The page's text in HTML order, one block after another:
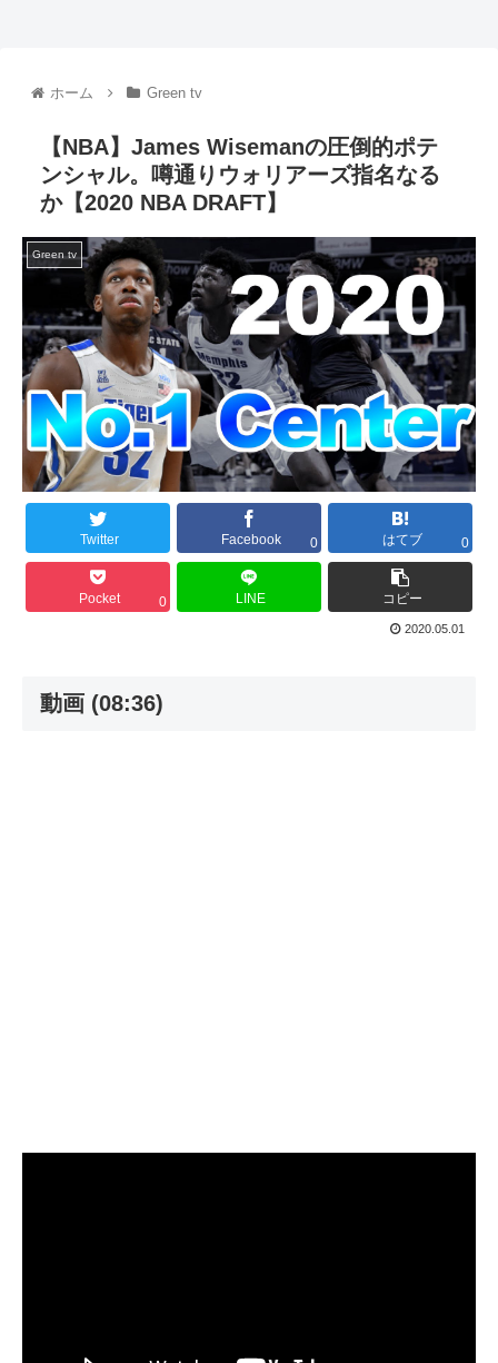
ホーム Green tv
【NBA】James Wisemanの圧倒的ポテ
ンシャル。噂通りウォリアーズ指名なる
か【2020 NBA DRAFT】
Green tv
Twitter Facebook 0 はてブ 0
Pocket 0 LINE コピー
2020.05.01
動画 (08:36)